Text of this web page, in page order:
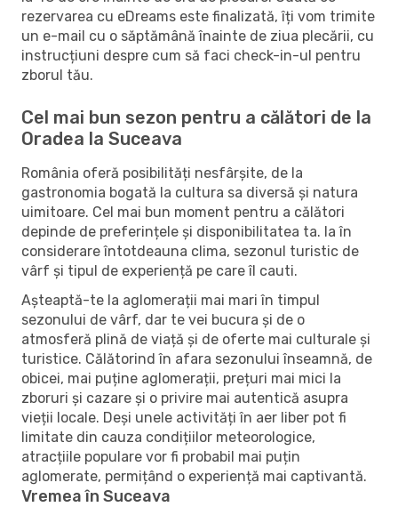
rezervarea cu eDreams este finalizată, îți vom trimite
un e-mail cu o săptămână înainte de ziua plecării, cu
instrucțiuni despre cum să faci check-in-ul pentru
zborul tău.
Cel mai bun sezon pentru a călători de la
Oradea la Suceava
România oferă posibilități nesfârșite, de la
gastronomia bogată la cultura sa diversă și natura
uimitoare. Cel mai bun moment pentru a călători
depinde de preferințele și disponibilitatea ta. Ia în
considerare întotdeauna clima, sezonul turistic de
vârf și tipul de experiență pe care îl cauti.
Așteaptă-te la aglomerații mai mari în timpul
sezonului de vârf, dar te vei bucura și de o
atmosferă plină de viață și de oferte mai culturale și
turistice. Călătorind în afara sezonului înseamnă, de
obicei, mai puține aglomerații, prețuri mai mici la
zboruri și cazare și o privire mai autentică asupra
vieții locale. Deși unele activități în aer liber pot fi
limitate din cauza condițiilor meteorologice,
atracțiile populare vor fi probabil mai puțin
aglomerate, permițând o experiență mai captivantă.
Vremea în Suceava